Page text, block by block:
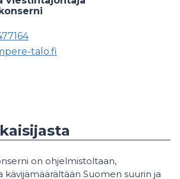
talo.fi
on ohjelmistoltaan,
Suomen suurin ja